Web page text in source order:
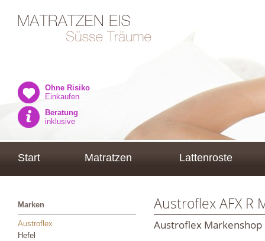
Ohne Risiko
Einkaufen
Beratung
inklusive
Start Matratzen Lattenroste
Marken
Austroflex
Hefel
Austroflex AFX R
Austroflex Markenshop